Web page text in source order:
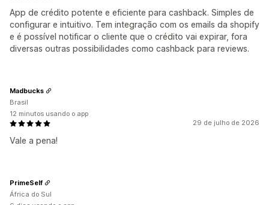
App de crédito potente e eficiente para cashback. Simples de
configurar e intuitivo. Tem integração com os emails da shopify
e é possível notificar o cliente que o crédito vai expirar, fora
diversas outras possibilidades como cashback para reviews.
29 de julho de 2026
Vale a pena!
Madbucks
Brasil
12 minutos usando o app
PrimeSelf
África do Sul